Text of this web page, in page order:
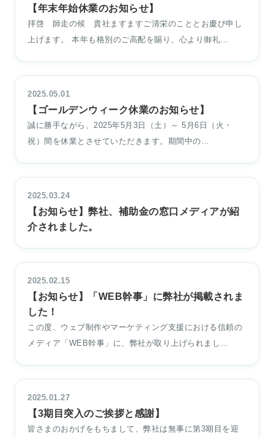
【年末年始休業のお知らせ】
拝啓 師走の候 貴社ますますご清栄のこととお慶び申し
上げます。 本年も格別のご高配を賜り、心より御礼…
2025.05.01
【ゴールデンウィーク休業のお知らせ】
誠に勝手ながら、2025年5月3日（土）～ 5月6日（火・
祝）間を休業とさせていただきます。期間中の…
2025.03.24
【お知らせ】弊社、補助金の窓口メディアが紹
介されました。
2025.02.15
【お知らせ】「WEB幹事」に弊社が掲載されま
した！
この度、ウェブ制作やマーケティング支援における信頼の
メディア「WEB幹事」に、弊社が取り上げられまし…
2025.01.27
【3期目突入のご挨拶と感謝】
皆さまのおかげをもちまして、弊社は無事に第3期目を迎